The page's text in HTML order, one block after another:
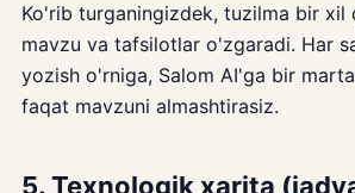
Ko'rib turganingizdek, tuzilma bir
mavzu va tafsilotlar o'zgaradi. Har
yozish o'rniga, Salom AI'ga bir
faqat mavzuni almashtirasiz.
5. Texnologik xarita